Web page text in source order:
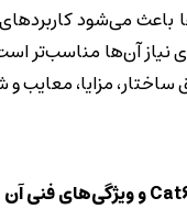
می‌شود
نیاز آن‌ها مناسب‌تر
مزایا، معایب و